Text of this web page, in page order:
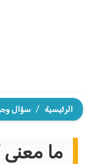
الرئيسية / سؤال
ما معنى